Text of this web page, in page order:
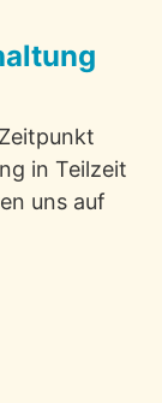
in Teilzeit
uns auf